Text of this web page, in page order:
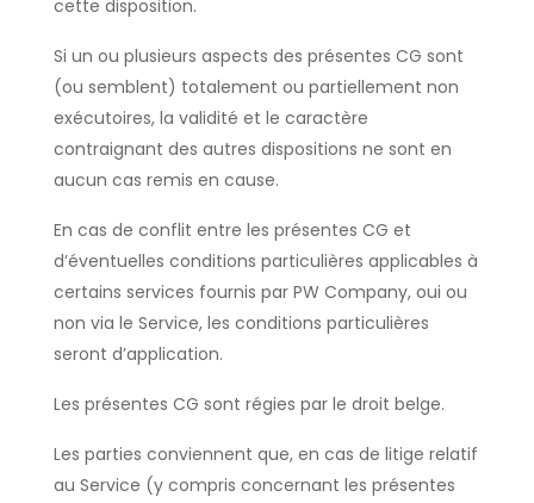
cette disposition.
Si un ou plusieurs aspects des présentes CG sont
(ou semblent) totalement ou partiellement non
exécutoires, la validité et le caractère
contraignant des autres dispositions ne sont en
aucun cas remis en cause.
En cas de conflit entre les présentes CG et
d’éventuelles conditions particulières applicables à
certains services fournis par PW Company, oui ou
non via le Service, les conditions particulières
seront d’application.
Les présentes CG sont régies par le droit belge.
Les parties conviennent que, en cas de litige relatif
au Service (y compris concernant les présentes